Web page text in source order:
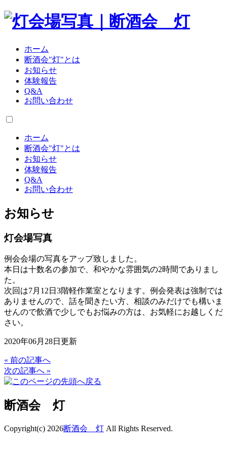
ホーム
断酒会"灯"とは
お知らせ
体験報告
Q&A
お問い合わせ
ホーム
断酒会"灯"とは
お知らせ
体験報告
Q&A
お問い合わせ
お知らせ
灯会場写真
例会会場の写真をアップ致しました。
本日は十数名の参加で、和やかな雰囲気の2時間でありまし
た。
次回は7月12日3階軽作業室となります。例会発表は強制では
ありませんので、話を聞きたい方、相談のみだけでも構いま
せんので飲酒で少しでもお悩みの方は、お気軽にお越しくだ
さい。
2020年06月28日更新
« 前の記事へ
次の記事へ »
断酒会 灯
Copyright(c) 2026断酒会 灯 All Rights Reserved.